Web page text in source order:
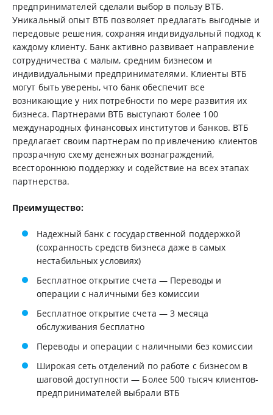
предпринимателей сделали выбор в пользу ВТБ.
Уникальный опыт ВТБ позволяет предлагать выгодные и
передовые решения, сохраняя индивидуальный подход к
каждому клиенту. Банк активно развивает направление
сотрудничества с малым, средним бизнесом и
индивидуальными предпринимателями. Клиенты ВТБ
могут быть уверены, что банк обеспечит все
возникающие у них потребности по мере развития их
бизнеса. Партнерами ВТБ выступают более 100
международных финансовых институтов и банков. ВТБ
предлагает своим партнерам по привлечению клиентов
прозрачную схему денежных вознаграждений,
всестороннюю поддержку и содействие на всех этапах
партнерства.
Преимущество:
Надежный банк с государственной поддержкой
(сохранность средств бизнеса даже в самых
нестабильных условиях)
Бесплатное открытие счета — Переводы и
операции с наличными без комиссии
Бесплатное открытие счета — 3 месяца
обслуживания бесплатно
Переводы и операции с наличными без комиссии
Широкая сеть отделений по работе с бизнесом в
шаговой доступности — Более 500 тысяч клиентов-
предпринимателей выбрали ВТБ